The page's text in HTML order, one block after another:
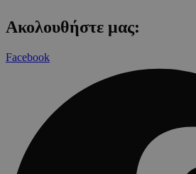
Ακολουθήστε μας:
Facebook